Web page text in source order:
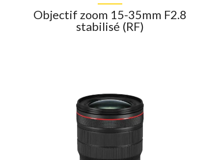
Objectif zoom 15-35mm F2.8
stabilisé (RF)